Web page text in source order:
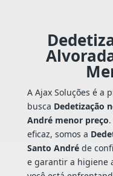
A Ajax Soluções é a
busca Dedetização
André menor preço
eficaz, somos a
Santo Andréde
e garantir a higiene